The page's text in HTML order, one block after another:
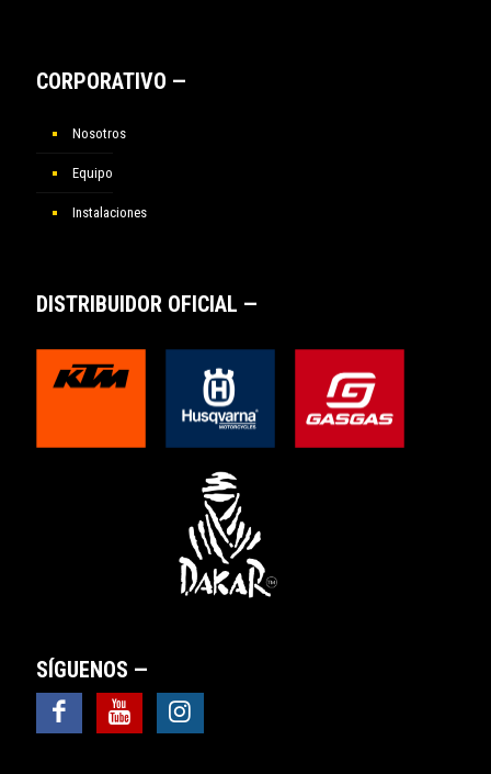
CORPORATIVO —
Nosotros
Equipo
Instalaciones
DISTRIBUIDOR OFICIAL —
SÍGUENOS —